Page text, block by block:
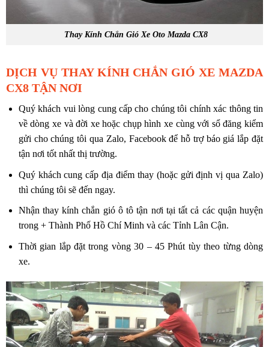
Thay Kính Chắn Gió Xe Oto Mazda CX8
DỊCH VỤ THAY KÍNH CHẮN GIÓ XE MAZDA
CX8 TẬN NƠI
Quý khách vui lòng cung cấp cho chúng tôi chính xác thông tin
về dòng xe và đời xe hoặc chụp hình xe cùng với sổ đăng kiểm
gửi cho chúng tôi qua Zalo, Facebook để hỗ trợ báo giá lắp đặt
tận nơi tốt nhất thị trường.
Quý khách cung cấp địa điểm thay (hoặc gửi định vị qua Zalo)
thì chúng tôi sẽ đến ngay.
Nhận thay kính chắn gió ô tô tận nơi tại tất cả các quận huyện
trong + Thành Phố Hồ Chí Minh và các Tỉnh Lân Cận.
Thời gian lắp đặt trong vòng 30 – 45 Phút tùy theo từng dòng
xe.